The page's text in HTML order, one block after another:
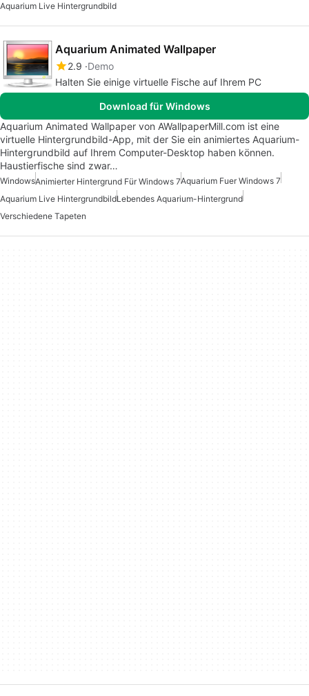
Aquarium Live Hintergrundbild
Aquarium Animated Wallpaper
2.9 Demo
Halten Sie einige virtuelle Fische auf Ihrem PC
Download für Windows
Aquarium Animated Wallpaper von AWallpaperMill.com ist eine
virtuelle Hintergrundbild-App, mit der Sie ein animiertes Aquarium-
Hintergrundbild auf Ihrem Computer-Desktop haben können.
Haustierfische sind zwar…
WindowsAnimierter Hintergrund Für Windows 7Aquarium Fuer Windows 7
Aquarium Live HintergrundbildLebendes Aquarium-Hintergrund
Verschiedene Tapeten